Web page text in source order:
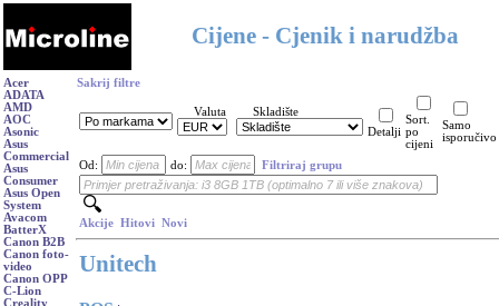
Cijene - Cjenik i narudžba
Acer
ADATA
AMD
AOC
Asonic
Asus
Commercial
Asus
Consumer
Asus Open
System
Avacom
BatterX
Canon B2B
Canon foto-
video
Canon OPP
C-Lion
Creality
Sakrij filtre
Valuta
Skladište
Detalji
Sort.
po
cijeni
Samo
isporučivo
Od: do: Filtriraj grupu
Akcije Hitovi Novi
Unitech